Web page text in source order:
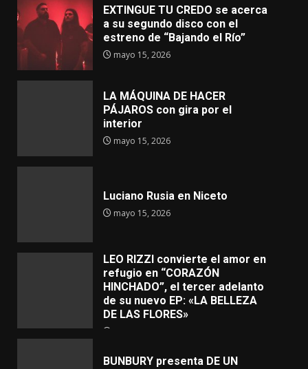
EXTINGUE TU CREDO se acerca
a su segundo disco con el
estreno de “Bajando el Río”
mayo 15, 2026
LA MÁQUINA DE HACER
PÁJAROS con gira por el
interior
mayo 15, 2026
Luciano Rusia en Niceto
mayo 15, 2026
LEO RIZZI convierte el amor en
refugio en “CORAZÓN
HINCHADO”, el tercer adelanto
de su nuevo EP: «LA BELLEZA
DE LAS FLORES»
BUNBURY presenta DE UN